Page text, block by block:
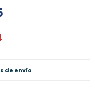
de envío